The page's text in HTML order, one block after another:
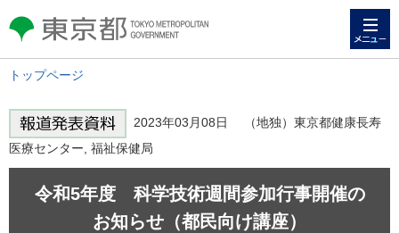
東京都 TOKYO METROPOLITAN
GOVERNMENT
トップページ
2023年03月08日 （地独）東京都健康長寿
医療センター, 福祉保健局
令和5年度 科学技術週間参加行事開催の
お知らせ（都民向け講座）